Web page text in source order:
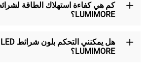
LUMIMORE؟
LUMIMORE؟